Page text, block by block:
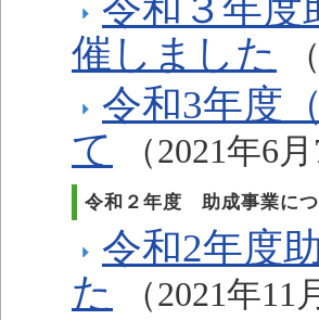
令和３年度
催しました
令和3年度
て
（2021年6
令和２年度 助成事業に
令和2年度
た
（2021年